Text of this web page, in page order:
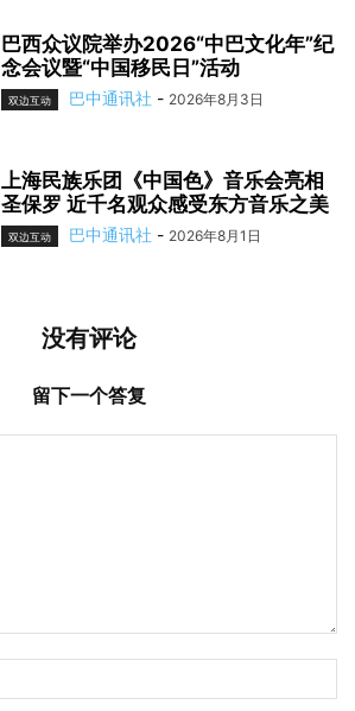
巴西众议院举办2026“中巴文化年”纪
念会议暨“中国移民日”活动
双边互动 巴中通讯社 - 2026年8月3日
上海民族乐团《中国色》音乐会亮相
圣保罗 近千名观众感受东方音乐之美
双边互动 巴中通讯社 - 2026年8月1日
没有评论
留下一个答复